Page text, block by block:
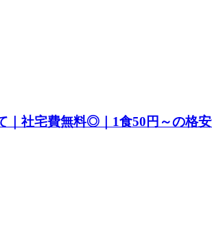
｜社宅費無料◎｜1食50円～の